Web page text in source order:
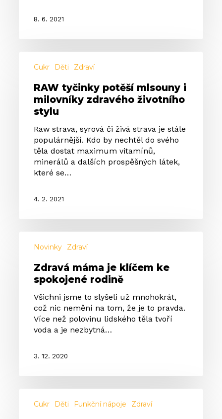
8. 6. 2021
tyčinky
mlsouny
milovníky
životního
stylu
Cukr Děti Zdraví
RAW tyčinky potěší mlsouny i
milovníky zdravého životního
stylu
Raw strava, syrová či živá strava je stále
populárnější. Kdo by nechtěl do svého
těla dostat maximum vitamínů,
minerálů a dalších prospěšných látek,
které se…
4. 2. 2021
máma
klíčem
rodině
Novinky Zdraví
Zdravá máma je klíčem ke
spokojené rodině
Všichni jsme to slyšeli už mnohokrát,
což nic nemění na tom, že je to pravda.
Více než polovinu lidského těla tvoří
voda a je nezbytná…
3. 12. 2020
Cukr Děti Funkční nápoje Zdraví